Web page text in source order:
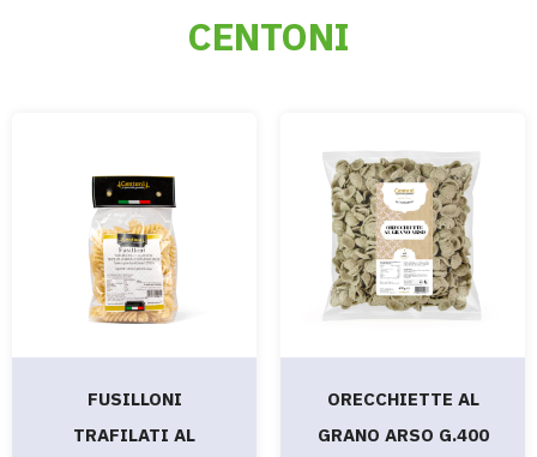
CENTONI
FUSILLONI
TRAFILATI AL
ORECCHIETTE AL
GRANO ARSO G.400